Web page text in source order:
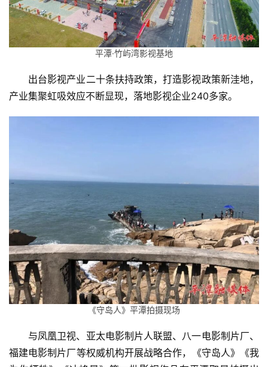
食
店
旅
游
攻
略
平潭·竹屿湾影视基地
出台影视产业二十条扶持政策，打造影视政策新洼地，
产业集聚虹吸效应不断显现，落地影视企业240多家。
《守岛人》平潭拍摄现场
与凤凰卫视、亚太电影制片人联盟、八一电影制片厂、
福建电影制片厂等权威机构开展战略合作，《守岛人》《我